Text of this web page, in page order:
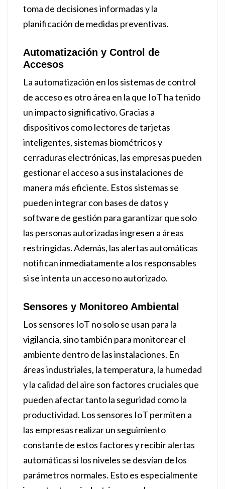
toma de decisiones informadas y la
planificación de medidas preventivas.
Automatización y Control de
Accesos
La automatización en los sistemas de control
de acceso es otro área en la que IoT ha tenido
un impacto significativo. Gracias a
dispositivos como lectores de tarjetas
inteligentes, sistemas biométricos y
cerraduras electrónicas, las empresas pueden
gestionar el acceso a sus instalaciones de
manera más eficiente. Estos sistemas se
pueden integrar con bases de datos y
software de gestión para garantizar que solo
las personas autorizadas ingresen a áreas
restringidas. Además, las alertas automáticas
notifican inmediatamente a los responsables
si se intenta un acceso no autorizado.
Sensores y Monitoreo Ambiental
Los sensores IoT no solo se usan para la
vigilancia, sino también para monitorear el
ambiente dentro de las instalaciones. En
áreas industriales, la temperatura, la humedad
y la calidad del aire son factores cruciales que
pueden afectar tanto la seguridad como la
productividad. Los sensores IoT permiten a
las empresas realizar un seguimiento
constante de estos factores y recibir alertas
automáticas si los niveles se desvían de los
parámetros normales. Esto es especialmente